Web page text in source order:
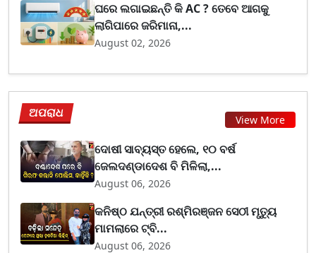
ଘରେ ଲଗାଇଛନ୍ତି କି AC ? ତେବେ ଆଗକୁ
ଲାଗିପାରେ ଜରିମାନା,...
August 02, 2026
ଅପରାଧ View More
ଦୋଷୀ ସାବ୍ୟସ୍ତ ହେଲେ, ୧୦ ବର୍ଷ
ଜେଲଦଣ୍ଡାଦେଶ ବି ମିଳିଲା,...
August 06, 2026
କନିଷ୍ଠ ଯନ୍ତ୍ରୀ ରଶ୍ମିରଞ୍ଜନ ସେଠୀ ମୃତ୍ୟୁ
ମାମଲାରେ ଟ୍ବି...
August 06, 2026